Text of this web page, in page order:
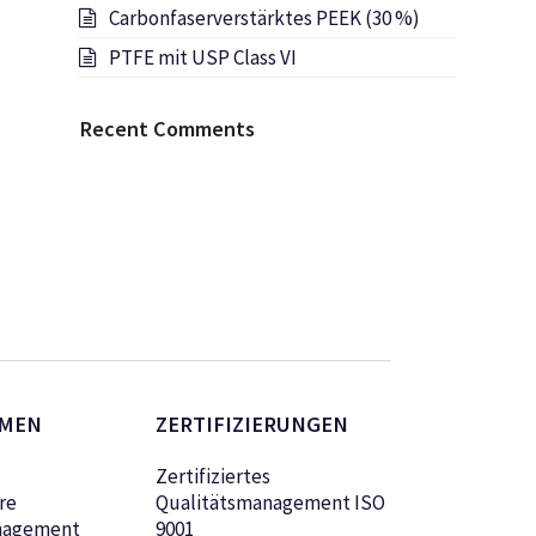
Carbonfaserverstärktes PEEK (30 %)
PTFE mit USP Class VI
Recent Comments
ZERTIFIZIERUNGEN
Zertifiziertes
Qualitätsmanagement ISO
9001